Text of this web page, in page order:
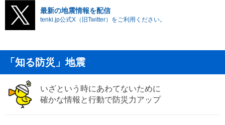
最新の地震情報を配信
tenki.jp公式X（旧Twitter）をご利用ください。
「知る防災」地震
いざという時にあわてないために
確かな情報と行動で防災力アップ